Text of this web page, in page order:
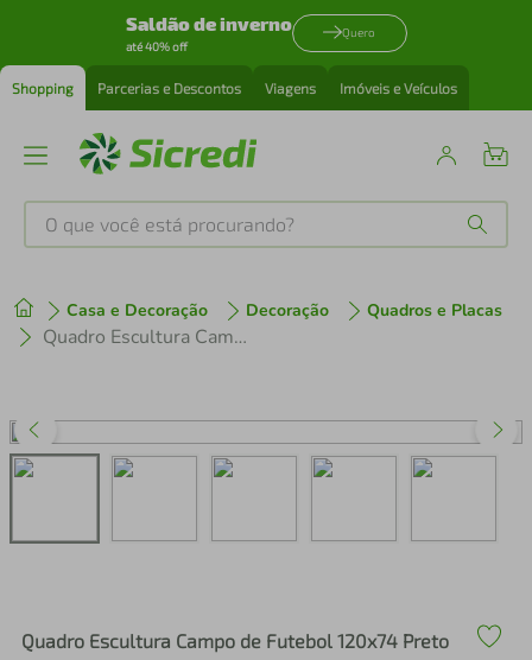
Saldão de inverno
até 40% off
Quero
Shopping Parcerias e Descontos Viagens Imóveis e Veículos
O que você está procurando?
Casa e Decoração Decoração Quadros e Placas
Quadro Escultura Campo de Futebol 120x74 Preto
Quadro Escultura Campo de Futebol 120x74 Preto
1º tenis
perfume